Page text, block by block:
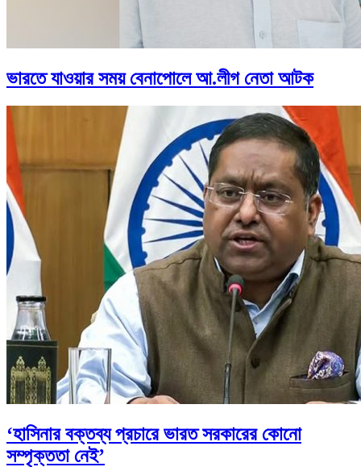
ভারতে যাওয়ার সময় বেনাপোলে আ.লীগ নেতা আটক
‘হাসিনার বক্তব্য প্রচারে ভারত সরকারের কোনো
সম্পৃক্ততা নেই’